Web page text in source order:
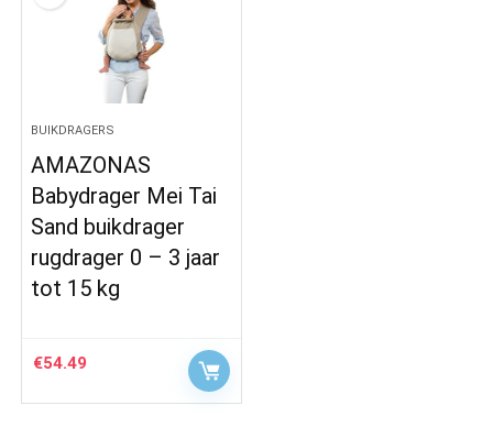
BUIKDRAGERS
AMAZONAS
Babydrager Mei Tai
Sand buikdrager
rugdrager 0 – 3 jaar
tot 15 kg
€54.49